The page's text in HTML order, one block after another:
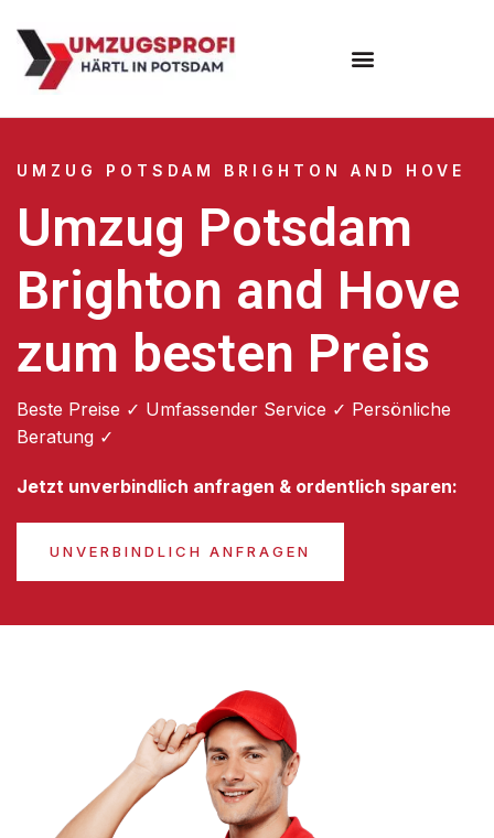
UMZUG POTSDAM BRIGHTON AND HOVE
Umzug Potsdam
Brighton and Hove
zum besten Preis
Beste Preise ✓ Umfassender Service ✓ Persönliche
Beratung ✓
Jetzt unverbindlich anfragen & ordentlich sparen:
UNVERBINDLICH ANFRAGEN